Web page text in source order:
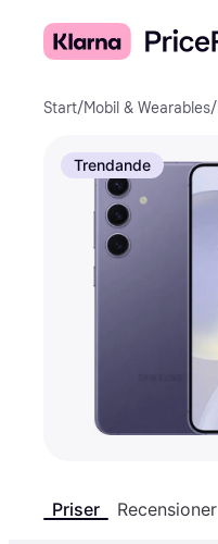
Start/Mobil & Wearables/
Trendande
Priser Recensioner